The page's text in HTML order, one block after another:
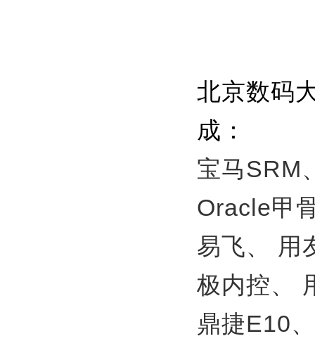
北京数码
成：
宝马SRM
Oracle甲
易飞、
用
极内控、
鼎捷E10、